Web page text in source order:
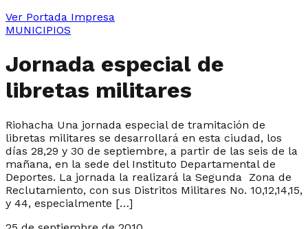
Ver Portada Impresa
MUNICIPIOS
Jornada especial de
libretas militares
Riohacha Una jornada especial de tramitación de
libretas militares se desarrollará en esta ciudad, los
días 28,29 y 30 de septiembre, a partir de las seis de la
mañana, en la sede del Instituto Departamental de
Deportes. La jornada la realizará la Segunda Zona de
Reclutamiento, con sus Distritos Militares No. 10,12,14,15,
y 44, especialmente […]